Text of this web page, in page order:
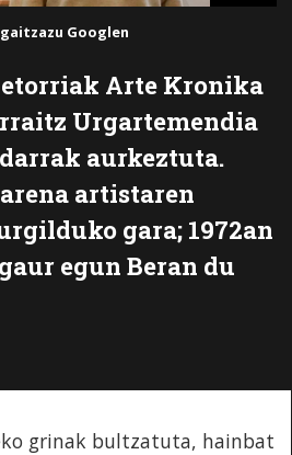
Googlen
Arte Kronika
Urgartemendia
aurkeztuta.
artistaren
gara; 1972an
egun Beran du
grinak bultzatuta, hainbat